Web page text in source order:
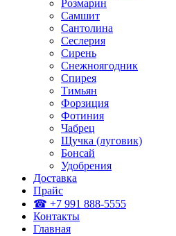
Розмарин
Самшит
Сантолина
Сеслерия
Сирень
Снежноягодник
Спирея
Тимьян
Форзиция
Фотиния
Чабрец
Щучка (луговик)
Бонсай
Удобрения
Доставка
Прайс
☎ +7 991 888-5555
Контакты
Главная